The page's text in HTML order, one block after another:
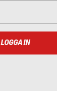
LOGGA IN